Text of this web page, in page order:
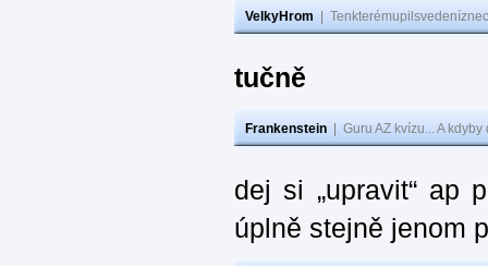
VelkyHrom
tučně
Frankenstein Guru AZ kvízu... A
dej si „upravit“ ap
úplně stejně jenom